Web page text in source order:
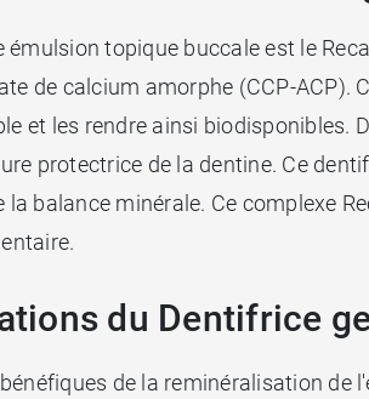
topique buccale est le
de calcium amorphe (CCP-
et les rendre ainsi biodisponibles.
protectrice de la dentine. Ce
la balance minérale. Ce complexe
du Dentifrice
de la reminéralisation de